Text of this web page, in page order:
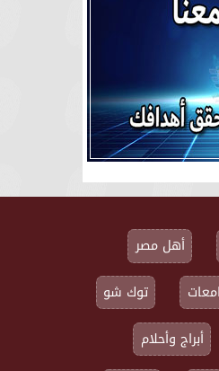
أهل مصر
توك شو
أبراج وأحلام